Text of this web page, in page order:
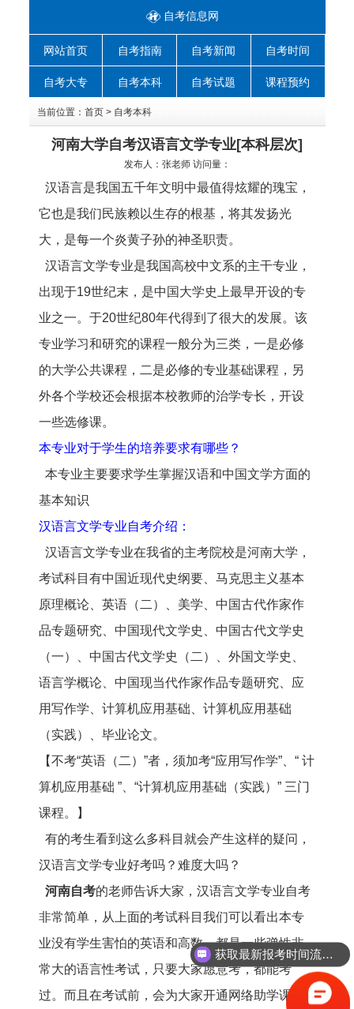
自考信息网
网站首页 自考指南 自考新闻 自考时间
自考大专 自考本科 自考试题 课程预约
当前位置： 首页> 自考本科
河南大学自考汉语言文学专业[本科层次]
发布人： 张老师访问量：
汉语言是我国五千年文明中最值得炫耀的瑰宝，
它也是我们民族赖以生存的根基，将其发扬光
大，是每一个炎黄子孙的神圣职责。
汉语言文学专业是我国高校中文系的主干专业，
出现于19世纪末，是中国大学史上最早开设的专
业之一。于20世纪80年代得到了很大的发展。该
专业学习和研究的课程一般分为三类，一是必修
的大学公共课程，二是必修的专业基础课程，另
外各个学校还会根据本校教师的治学专长，开设
一些选修课。
本专业对于学生的培养要求有哪些？
本专业主要要求学生掌握汉语和中国文学方面的
基本知识
汉语言文学专业自考介绍：
汉语言文学专业在我省的主考院校是河南大学，
考试科目有中国近现代史纲要、马克思主义基本
原理概论、英语（二）、美学、中国古代作家作
品专题研究、中国现代文学史、中国古代文学史
（一）、中国古代文学史（二）、外国文学史、
语言学概论、中国现当代作家作品专题研究、应
用写作学、计算机应用基础、计算机应用基础
（实践）、毕业论文。
【不考“英语（二）”者，须加考“应用写作学”、“ 计
算机应用基础 ”、“计算机应用基础（实践）” 三门
课程。】
有的考生看到这么多科目就会产生这样的疑问，
汉语言文学专业好考吗？难度大吗？
河南自考的老师告诉大家，汉语言文学专业自考
非常简单，从上面的考试科目我们可以看出本专
业没有学生害怕的英语和高数，都是一些弹性非
常大的语言性考试，只要大家愿意考，都能考
过。而且在考试前，会为大家开通网络助学课
获取最新报考时间流程！